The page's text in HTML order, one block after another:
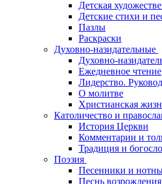
Детская
Детские стихи и
Пазлы
Раскраски
Духовно-назидательные
Духовно-
Ежедневное чтение
Лидерство.
О молитве
Христианская
Католичество и
История Церкви
Комментарии и
Традиция и
Поэзия
Песенники и
Песнь возрождения